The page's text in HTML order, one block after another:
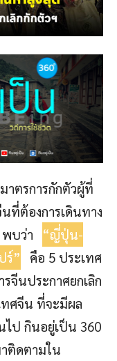
าตรการกักตัวผู้ที่
ที่ต้องการเดินทาง
พบว่า
“ญี่ปุ่น-
ร์”
คือ 5 ประเทศ
จีนประกาศยกเลิก
ทศจีน ที่จะมีผล
ไป กินอยู่เป็น 360
ติดตามใน